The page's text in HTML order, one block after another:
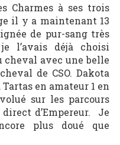
Charmes à ses trois
il y a maintenant 13
de pur-sang très
l’avais déjà choisi
cheval avec une belle
de CSO. Dakota
en amateur 1 en
sur les parcours
d’Empereur. Je
plus doué que